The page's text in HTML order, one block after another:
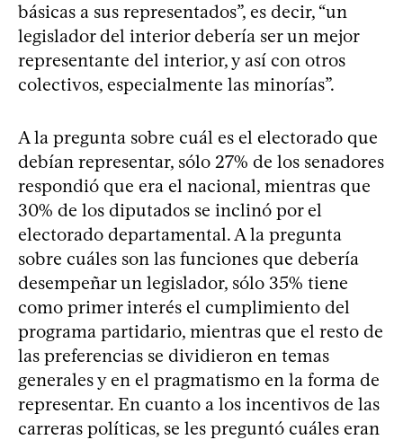
básicas a sus representados”, es decir, “un
legislador del interior debería ser un mejor
representante del interior, y así con otros
colectivos, especialmente las minorías”.
A la pregunta sobre cuál es el electorado que
debían representar, sólo 27% de los senadores
respondió que era el nacional, mientras que
30% de los diputados se inclinó por el
electorado departamental. A la pregunta
sobre cuáles son las funciones que debería
desempeñar un legislador, sólo 35% tiene
como primer interés el cumplimiento del
programa partidario, mientras que el resto de
las preferencias se dividieron en temas
generales y en el pragmatismo en la forma de
representar. En cuanto a los incentivos de las
carreras políticas, se les preguntó cuáles eran